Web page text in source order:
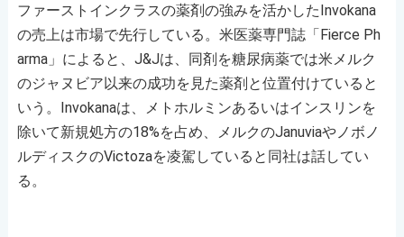
ファーストインクラスの薬剤の強みを活かしたInvokana
の売上は市場で先行している。米医薬専門誌「Fierce Ph
arma」によると、J&Jは、同剤を糖尿病薬では米メルク
のジャヌビア以来の成功を見た薬剤と位置付けていると
いう。Invokanaは、メトホルミンあるいはインスリンを
除いて新規処方の18%を占め、メルクのJanuviaやノボノ
ルディスクのVictozaを凌駕していると同社は話してい
る。